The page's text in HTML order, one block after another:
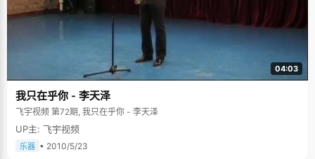
04:03
我只在乎你 - 李天泽
飞宇视频 第72期, 我只在乎你 - 李天泽
UP主: 飞宇视频
乐器 • 2010/5/23